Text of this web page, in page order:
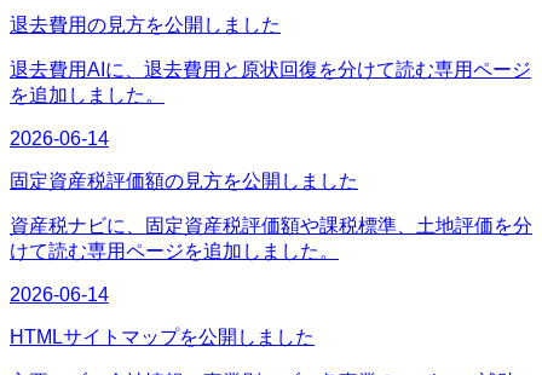
退去費用の見方を公開しました
退去費用AIに、退去費用と原状回復を分けて読む専用ページ
を追加しました。
2026-06-14
固定資産税評価額の見方を公開しました
資産税ナビに、固定資産税評価額や課税標準、土地評価を分
けて読む専用ページを追加しました。
2026-06-14
HTMLサイトマップを公開しました